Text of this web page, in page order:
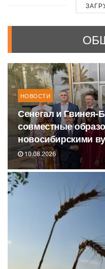
НОВОСТИ
Сенегал и Гвинея-
совместные
новосибирскими
10.08.2026